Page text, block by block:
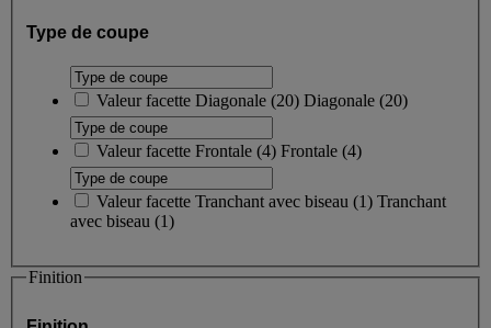
Type de coupe
Valeur facette Diagonale (20) Diagonale (20)
Valeur facette Frontale (4) Frontale (4)
Valeur facette Tranchant avec biseau (1) Tranchant
avec biseau (1)
Finition